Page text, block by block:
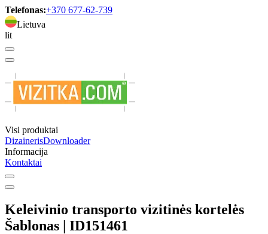
Telefonas:+370 677-62-739
Lietuva
lit
Visi produktai
DizainerisDownloader
Informacija
Kontaktai
Keleivinio transporto vizitinės kortelės
Šablonas | ID151461